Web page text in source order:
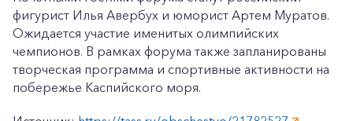
фигурист Илья Авербух и юморист Артем Муратов.
Ожидается участие именитых олимпийских
чемпионов. В рамках форума также запланированы
творческая программа и спортивные активности на
побережье Каспийского моря.